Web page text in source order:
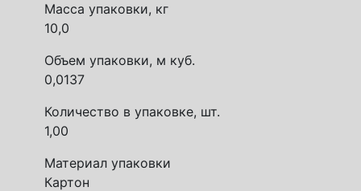
Масса упаковки, кг
10,0
Объем упаковки, м куб.
0,0137
Количество в упаковке, шт.
1,00
Материал упаковки
Картон